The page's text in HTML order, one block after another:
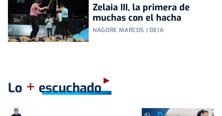
Zelaia III, la primera de
muchas con el hacha
NAGORE MARCOS | DEIA
Lo + escuchado